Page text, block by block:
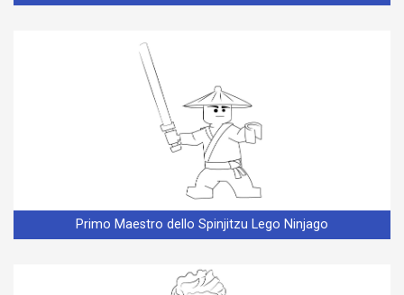
Primo Maestro dello Spinjitzu Lego Ninjago